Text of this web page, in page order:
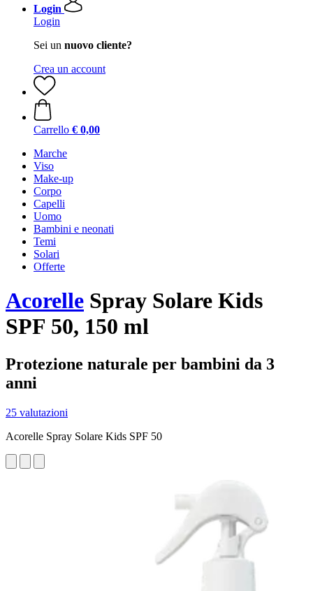
Login
Login
Sei un nuovo cliente?
Crea un account
Carrello € 0,00
Marche
Viso
Make-up
Corpo
Capelli
Uomo
Bambini e neonati
Temi
Solari
Offerte
Acorelle Spray Solare Kids
SPF 50, 150 ml
Protezione naturale per bambini da 3
anni
25 valutazioni
Acorelle Spray Solare Kids SPF 50